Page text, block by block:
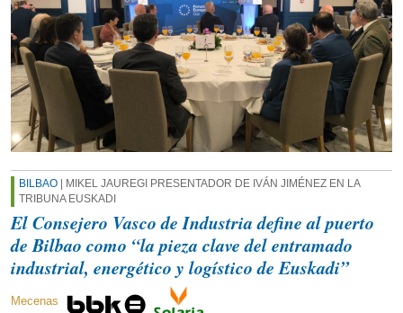
BILBAO | MIKEL JAUREGI PRESENTADOR DE IVÁN JIMÉNEZ EN LA
TRIBUNA EUSKADI
El Consejero Vasco de Industria define al puerto
de Bilbao como “la pieza clave del entramado
industrial, energético y logístico de Euskadi”
Mecenas